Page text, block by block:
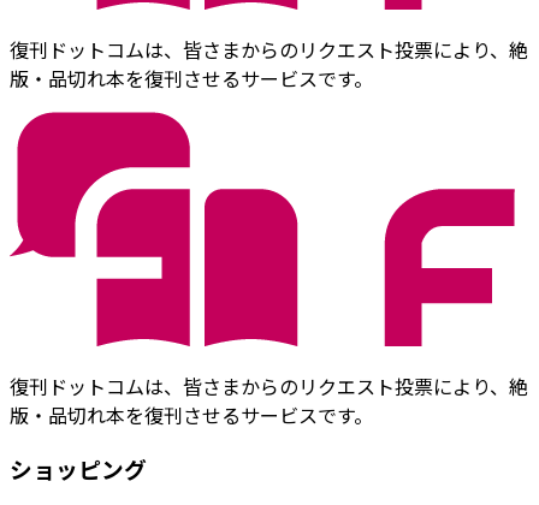
復刊ドットコムは、皆さまからのリクエスト投票により、絶
版・品切れ本を復刊させるサービスです。
復刊ドットコムは、皆さまからのリクエスト投票により、絶
版・品切れ本を復刊させるサービスです。
ショッピング